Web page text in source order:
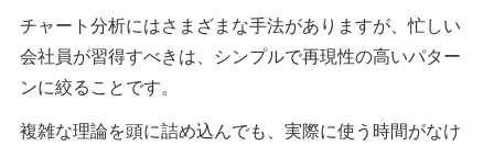
チャート分析にはさまざまな手法がありますが、忙しい
会社員が習得すべきは、シンプルで再現性の高いパター
ンに絞ることです。
複雑な理論を頭に詰め込んでも、実際に使う時間がなけ